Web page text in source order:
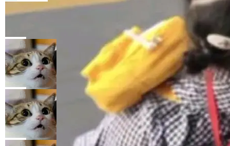
由中关村智联软件服务业质量创新联盟主办，以
“智构可信·质创未来——AI原生时代的质量新范
式”为主题，直面AI从实验室走向规模化产业落地
的核心质量命题。会上，《2026智能研发生产力
工具选型手册》发布，Testin云测的Testin XAge
nt智能测试系统入选AI测试领域代表产品。对CI
O而言，这提示了一个转变：AI测试正在从效率
工具升级为企业的质量基础设施。 CIO面对的新
现实 过去两年，CIO们的焦虑清单上多了两项：
一是如何让大模型和智能体应用安全地从PoC走
向生产，二是如何让测试团队跟得上AI应用...
让非法状态不可表示：一篇关于 ADT
有一种东西，一旦用过就回不去了。Alex Fedos
eev 管它叫"软件设计的基石"。 他说的东西不新
鲜——代数数据类型（ADT），尤其是和类型
（sum type）。但他说清楚了一件事：这不是类
型系统的学术体操，是日常编码的思维方式。 文
章从一个简单的例子切入。一个网站的深色主题
设置，如果用布尔值 + 可空字段来表示——bool
ean 表示是否可切换，nullable 的默认模式、浅
色方案、深色方案——会产生大量无意义的组
合。方案缺了、配置冲突了、全 null 了。要知道
局
Cloudflare 开源内部企业 AI 平台 Clou
dflare OS
Cloudflare 发布了一个开源项目 Cloudflare O
S。如果你只看官方博客，你会觉得这是又一
个"AI 知识库 + 聊天机器人"——每个大厂都在
做，没什么新鲜的。 但 Kenton Varda 在 Twitte
r 上把事情说清楚了： 今天我们发布了 Cloudfla
re OS，一个带连接器的聊天机器人，跟其他所
局
Deno 团队开源 Celld，可自托管的分
布式 Durable Objects
Ryan Dahl 领导的 Deno 团队推出了最新开源项
目 Celld，一个能在自己机器上运行 Cloudflare